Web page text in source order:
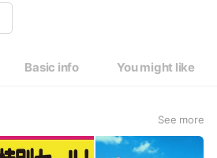
Basic info You might like
See more